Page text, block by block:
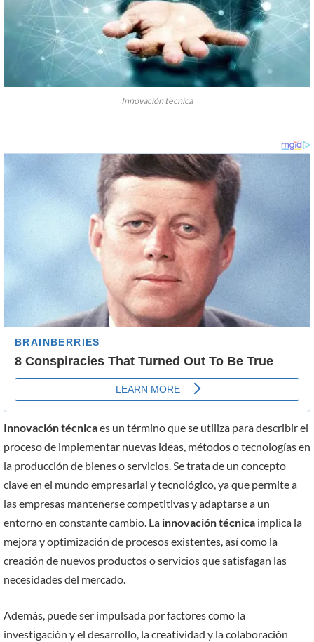
Innovación técnica
Innovación técnicaes un término que se utiliza para describir el
proceso de implementar nuevas ideas, métodos o tecnologías en
la producción de bienes o servicios. Se trata de un concepto
clave en el mundo empresarial y tecnológico, ya que permite a
las empresas mantenerse competitivas y adaptarse a un
entorno en constante cambio. La innovación técnica implica la
mejora y optimización de procesos existentes, así como la
creación de nuevos productos o servicios que satisfagan las
necesidades del mercado.
Además, puede ser impulsada por factores como la
investigación y el desarrollo, la creatividad y la colaboración